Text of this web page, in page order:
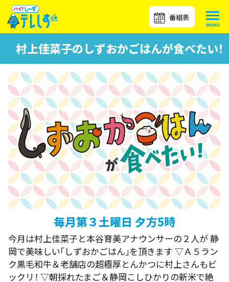
番組表
村上佳菜子のしずおかごはんが食べたい！
毎月第３土曜日 夕方5時
今月は村上佳菜子と本谷育美アナウンサーの２人が 静
岡で美味しい「しずおかごはん」を頂きます ▽Ａ５ラン
ク黒毛和牛＆老舗店の超極厚とんかつに村上さんもビ
ックリ！ ▽朝採れたまご＆静岡こしひかりの新米で絶